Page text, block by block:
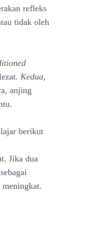
refleks
tidak oleh
Kedua,
anjing
berikut
Jika dua